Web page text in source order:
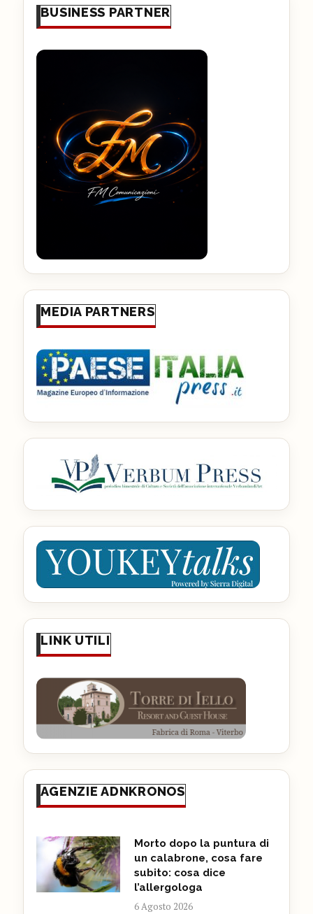
BUSINESS PARTNER
MEDIA PARTNERS
LINK UTILI
AGENZIE ADNKRONOS
Morto dopo la puntura di
un calabrone, cosa fare
subito: cosa dice
l’allergologa
6 Agosto 2026